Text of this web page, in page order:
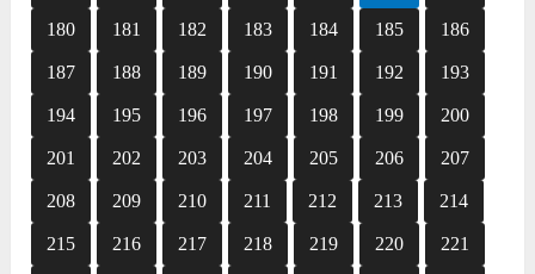
180 181 182 183 184 185 186
187 188 189 190 191 192 193
194 195 196 197 198 199 200
201 202 203 204 205 206 207
208 209 210 211 212 213 214
215 216 217 218 219 220 221